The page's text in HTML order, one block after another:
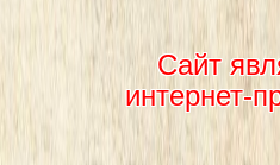
Сайт
интернет-